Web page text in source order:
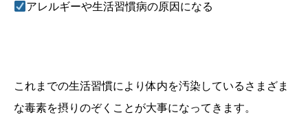
アレルギーや生活習慣病の原因になる
これまでの生活習慣により体内を汚染しているさまざま
な毒素を摂りのぞくことが大事になってきます。